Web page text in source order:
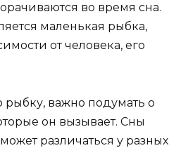
во время сна.
маленькая рыбка,
от человека, его
рыбку, важно подумать о
он вызывает. Сны
различаться у разных